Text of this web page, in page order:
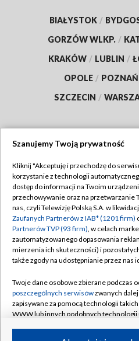
BIAŁYSTOK /
GORZÓW WLKP. /
KRAKÓW / LUBLIN /
OPOLE / POZNAŃ
SZCZECIN /
Abonament TVP
Emisja w TVP
Centrum informacji TVP
Naziemna Telewizja Cyfrowa
Rada Programowa
System NOS
Informacje o nadawcy
Polityka
Moje
Szanujemy Twoją prywatność
Kliknij "Akceptuję i przechodzę do
korzystanie z technologii
dostęp do informacji na Twoim
przechowywanie oraz na przetwarzanie
nas, czyli Telewizję Polską S.A. w
Zaufanych Partnerów z IAB* (1201 firm)
Partnerów TVP (93 firm), w celach
zautomatyzowanego dopasowania
mierzenia ich skuteczności) i
także zgody na udostępnianie przez nas
Twoje dane osobowe zbierane podczas
poszczególnych serwisówzwanych
zapisywane za pomocą technologii
WWW lub innych podobnych